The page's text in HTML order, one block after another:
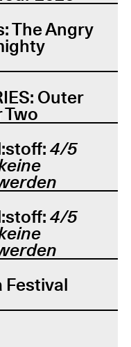
The Angry
Outer
Two
4/5
4/5
Festival